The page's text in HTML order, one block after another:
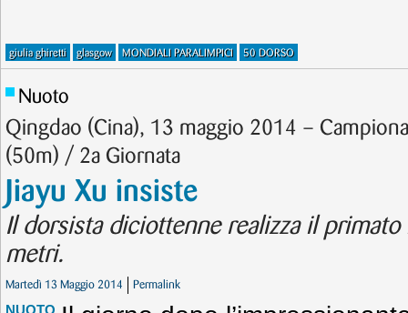
giulia ghiretti glasgow MONDIALI PARALIMPICI 50 DORSO
Nuoto
Qingdao (Cina), 13 maggio 2014 –
(50m) / 2a Giornata
Jiayu Xu insiste
Il dorsista diciottenne realizza il
metri.
Martedì 13 Maggio 2014 Permalink
NUOTO